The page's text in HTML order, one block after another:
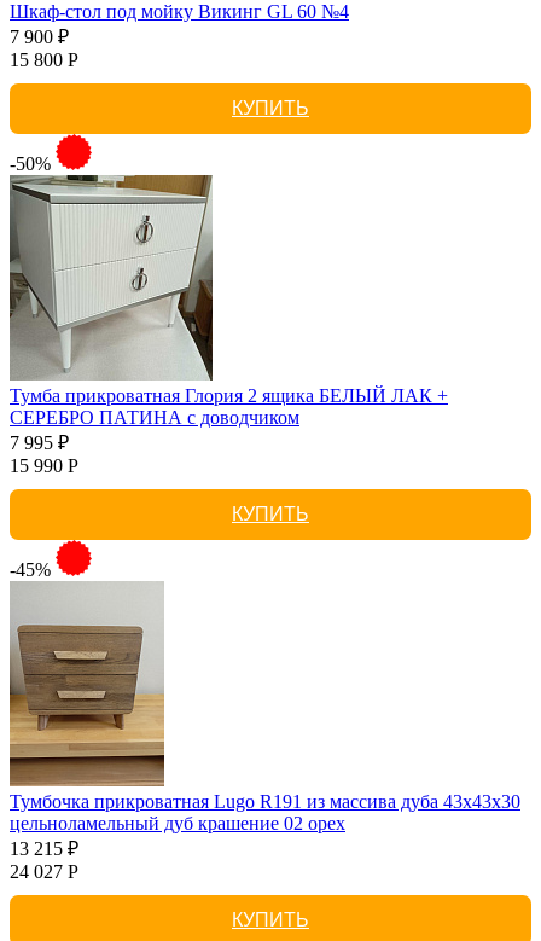
Шкаф-стол под мойку Викинг GL 60 №4
7 900 ₽
15 800 Р
КУПИТЬ
-50%
Тумба прикроватная Глория 2 ящика БЕЛЫЙ ЛАК +
СЕРЕБРО ПАТИНА с доводчиком
7 995 ₽
15 990 Р
КУПИТЬ
-45%
Тумбочка прикроватная Lugo R191 из массива дуба 43х43х30
цельноламельный дуб крашение 02 орех
13 215 ₽
24 027 Р
КУПИТЬ